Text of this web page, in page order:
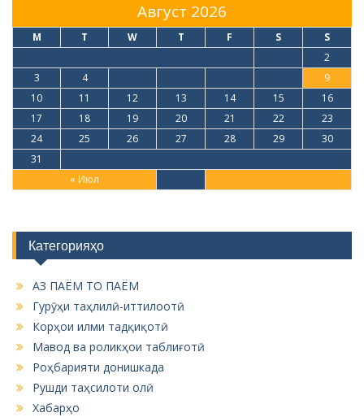
Август 2026
M T W T F S S
« Июл
2
3
4
9
10
11 12 13 14 15
16
17
18 19 20 21 22
23
24
25 26 27 28 29
30
31
Категорияҳо
АЗ ПАЁМ ТО ПАЁМ
Гурӯҳи таҳлилӣ-иттилоотӣ
Корҳои илми тадқиқотӣ
Мавод ва роликҳои таблиғотӣ
Роҳбарияти донишкада
Рушди таҳсилоти олӣ
Хабарҳо